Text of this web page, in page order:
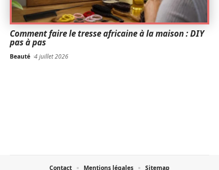
Comment faire le tresse africaine à la maison : DIY
pas à pas
Beauté 4 juillet 2026
Contact Mentions légales Sitemap